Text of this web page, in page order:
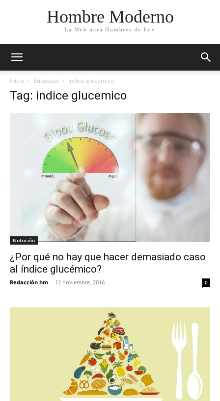
Hombre Moderno
La Web para Hombres de hoy
Inicio Etiquetas Indice glucemico
Tag: indice glucemico
Nutrición
¿Por qué no hay que hacer demasiado caso
al índice glucémico?
Redacción hm - 12 noviembre, 2016 0